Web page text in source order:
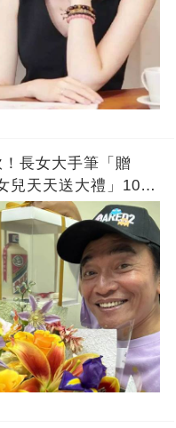
長女大手筆「贈
兒天天送大禮」10年